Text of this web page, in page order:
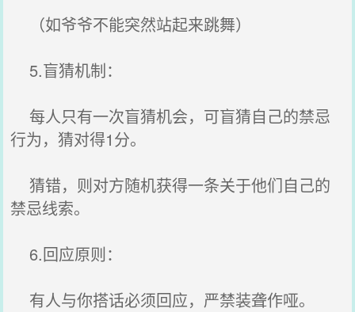
（如爷爷不能突然站起来跳舞）
5.盲猜机制：
每人只有一次盲猜机会，可盲猜自己的禁忌
行为，猜对得1分。
猜错，则对方随机获得一条关于他们自己的
禁忌线索。
6.回应原则：
有人与你搭话必须回应，严禁装聋作哑。